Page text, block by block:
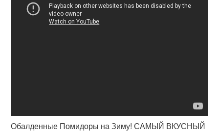
Обалденные Помидоры на Зиму! САМЫЙ ВКУСНЫЙ